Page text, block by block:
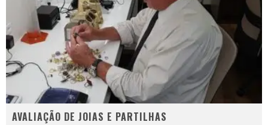
AVALIAÇÃO DE JOIAS E PARTILHAS